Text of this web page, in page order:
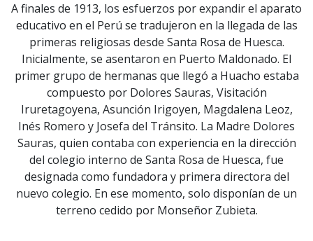
A finales de 1913, los esfuerzos por expandir el aparato
educativo en el Perú se tradujeron en la llegada de las
primeras religiosas desde Santa Rosa de Huesca.
Inicialmente, se asentaron en Puerto Maldonado. El
primer grupo de hermanas que llegó a Huacho estaba
compuesto por Dolores Sauras, Visitación
Iruretagoyena, Asunción Irigoyen, Magdalena Leoz,
Inés Romero y Josefa del Tránsito. La Madre Dolores
Sauras, quien contaba con experiencia en la dirección
del colegio interno de Santa Rosa de Huesca, fue
designada como fundadora y primera directora del
nuevo colegio. En ese momento, solo disponían de un
terreno cedido por Monseñor Zubieta.